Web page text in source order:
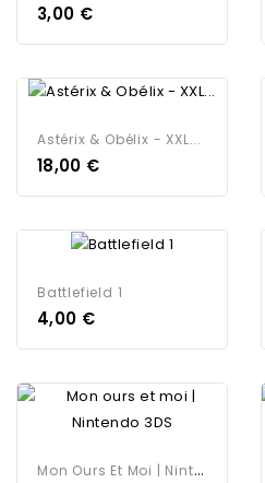
3,00 €
Astérix & Obélix - XXL...
18,00 €
Battlefield 1
4,00 €
M
On Ours Et Moi | Nintendo 3DS